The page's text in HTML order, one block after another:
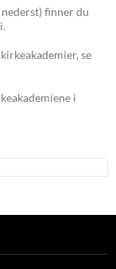
finner du
se
i